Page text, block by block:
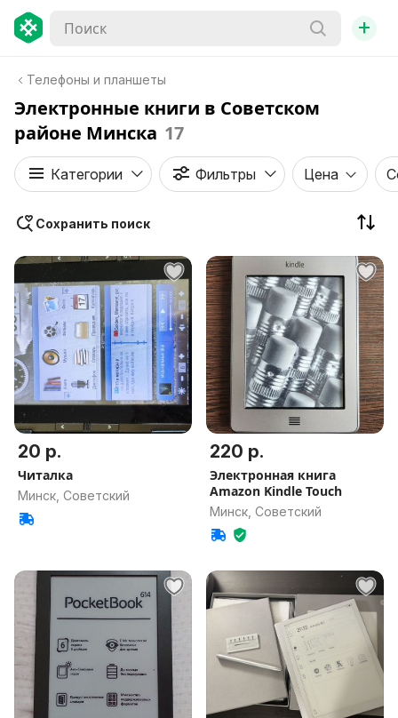
+
Телефоны и планшеты
Электронные книги в Советском
районе Минска 17
Категории Фильтры Цена
Сохранить поиск
20 р.
Читалка
Минск, Советский
220 р.
Электронная книга
Amazon Kindle Touch
Минск, Советский